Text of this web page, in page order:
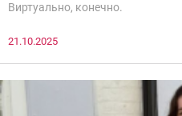
Виртуально, конечно.
21.10.2025